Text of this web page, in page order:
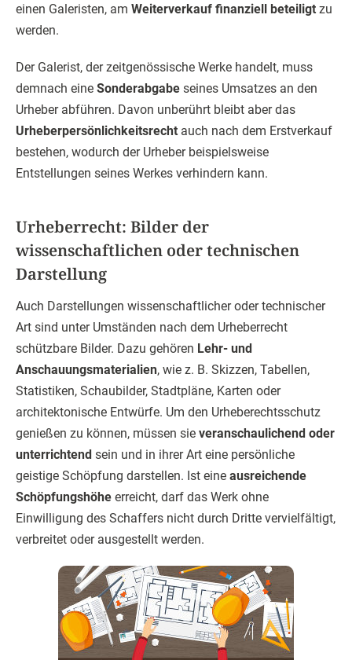
einen Galeristen, am Weiterverkauf finanziell beteiligt zu
werden.
Der Galerist, der zeitgenössische Werke handelt, muss
demnach eine Sonderabgabe seines Umsatzes an den
Urheber abführen. Davon unberührt bleibt aber das
Urheberpersönlichkeitsrecht auch nach dem Erstverkauf
bestehen, wodurch der Urheber beispielsweise
Entstellungen seines Werkes verhindern kann.
Urheberrecht: Bilder der
wissenschaftlichen oder technischen
Darstellung
Auch Darstellungen wissenschaftlicher oder technischer
Art sind unter Umständen nach dem Urheberrecht
schützbare Bilder. Dazu gehören Lehr- und
Anschauungsmaterialien, wie z. B. Skizzen, Tabellen,
Statistiken, Schaubilder, Stadtpläne, Karten oder
architektonische Entwürfe. Um den Urheberechtsschutz
genießen zu können, müssen sie veranschaulichend oder
unterrichtend sein und in ihrer Art eine persönliche
geistige Schöpfung darstellen. Ist eine ausreichende
Schöpfungshöhe erreicht, darf das Werk ohne
Einwilligung des Schaffers nicht durch Dritte vervielfältigt,
verbreitet oder ausgestellt werden.